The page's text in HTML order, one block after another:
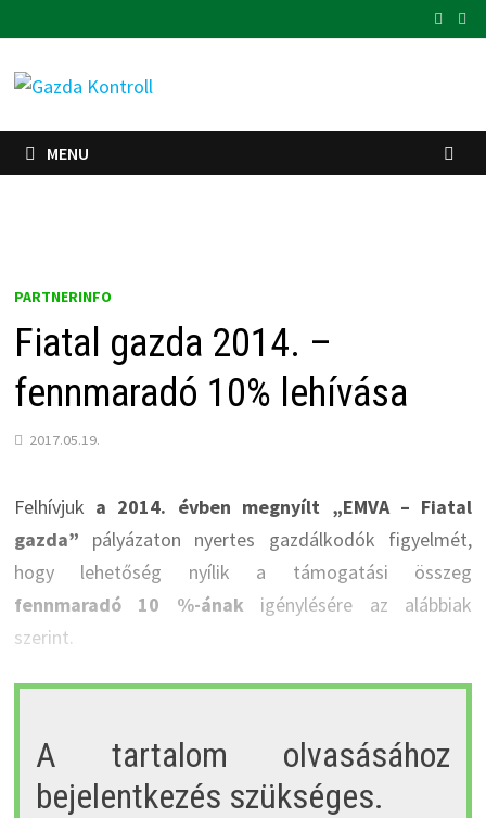
to
content
MENU
PARTNERINFO
Fiatal gazda 2014. –
fennmaradó 10% lehívása
2017.05.19.
Felhívjuk a 2014. évben megnyílt „EMVA – Fiatal
gazda” pályázaton nyertes gazdálkodók figyelmét,
hogy lehetőség nyílik a támogatási összeg
fennmaradó 10 %-ánakigénylésére az alábbiak
szerint.
A tartalom olvasásához
bejelentkezés szükséges.